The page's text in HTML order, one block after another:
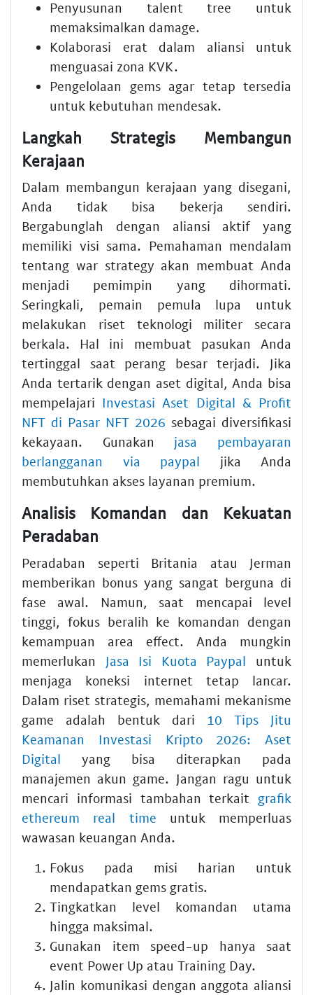
Penyusunan talent tree untuk
memaksimalkan damage.
Kolaborasi erat dalam aliansi untuk
menguasai zona KVK.
Pengelolaan gems agar tetap tersedia
untuk kebutuhan mendesak.
Langkah Strategis Membangun
Kerajaan
Dalam membangun kerajaan yang disegani,
Anda tidak bisa bekerja sendiri.
Bergabunglah dengan aliansi aktif yang
memiliki visi sama. Pemahaman mendalam
tentang war strategy akan membuat Anda
menjadi pemimpin yang dihormati.
Seringkali, pemain pemula lupa untuk
melakukan riset teknologi militer secara
berkala. Hal ini membuat pasukan Anda
tertinggal saat perang besar terjadi. Jika
Anda tertarik dengan aset digital, Anda bisa
mempelajari Investasi Aset Digital & Profit
NFT di Pasar NFT 2026 sebagai diversifikasi
kekayaan. Gunakan jasa pembayaran
berlangganan via paypal jika Anda
membutuhkan akses layanan premium.
Analisis Komandan dan Kekuatan
Peradaban
Peradaban seperti Britania atau Jerman
memberikan bonus yang sangat berguna di
fase awal. Namun, saat mencapai level
tinggi, fokus beralih ke komandan dengan
kemampuan area effect. Anda mungkin
memerlukan Jasa Isi Kuota Paypal untuk
menjaga koneksi internet tetap lancar.
Dalam riset strategis, memahami mekanisme
game adalah bentuk dari 10 Tips Jitu
Keamanan Investasi Kripto 2026: Aset
Digital yang bisa diterapkan pada
manajemen akun game. Jangan ragu untuk
mencari informasi tambahan terkait grafik
ethereum real time untuk memperluas
wawasan keuangan Anda.
Fokus pada misi harian untuk
mendapatkan gems gratis.
Tingkatkan level komandan utama
hingga maksimal.
Gunakan item speed-up hanya saat
event Power Up atau Training Day.
Jalin komunikasi dengan anggota aliansi